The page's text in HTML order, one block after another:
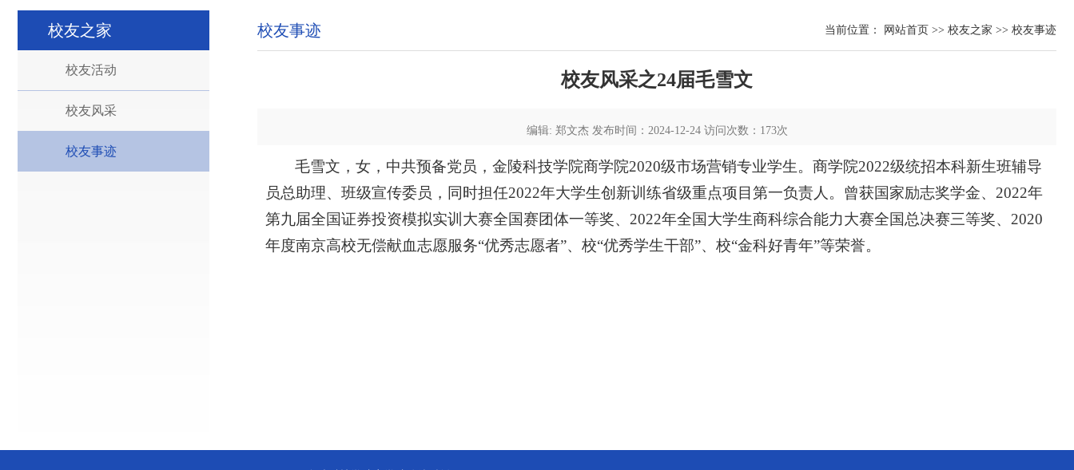
校友之家
校友活动
校友风采
校友事迹
校友事迹 当前位置： 网站首页 >> 校友之家 >> 校友事迹
校友风采之24届毛雪文
编辑: 郑文杰 发布时间：2024-12-24 访问次数： 173次
毛雪文，女，中共预备党员，金陵科技学院商学院2020级市场营销专业学生。商学院2022级统招本科新生班辅导
员总助理、班级宣传委员，同时担任2022年大学生创新训练省级重点项目第一负责人。曾获国家励志奖学金、2022年
第九届全国证券投资模拟实训大赛全国赛团体一等奖、2022年全国大学生商科综合能力大赛全国总决赛三等奖、2020
年度南京高校无偿献血志愿服务“优秀志愿者”、校“优秀学生干部”、校“金科好青年”等荣誉。